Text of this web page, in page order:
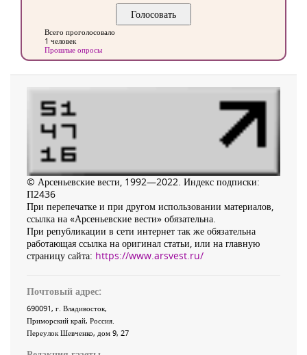
Всего проголосовало
1 человек
Прошлые опросы
© Арсеньевские вести, 1992—2022. Индекс подписки:
П2436
При перепечатке и при другом использовании материалов,
ссылка на «Арсеньевские вести» обязательна.
При републикации в сети интернет так же обязательна
работающая ссылка на оригинал статьи, или на главную
страницу сайта: https://www.arsvest.ru/
Почтовый адрес:
690091, г. Владивосток,
Приморский край, Россия.
Переулок Шевченко, дом 9, 27